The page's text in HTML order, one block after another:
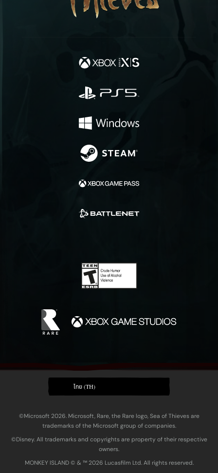
ไทย (TH)
©Microsoft 2026. Microsoft, Rare, the Rare logo, Sea of Thieves are
trademarks of the Microsoft group of companies.
©Disney. All trademarks and copyrights are property of their respective
owners.
MONKEY ISLAND © & ™ 20‍26 Lucasfilm Ltd. All rights reserved.